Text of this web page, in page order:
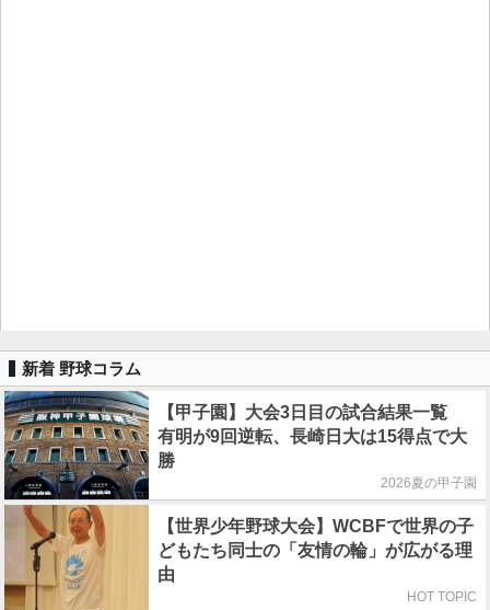
新着 野球コラム
【甲子園】大会3日目の試合結果一覧
有明が9回逆転、長崎日大は15得点で大
勝
2026夏の甲子園
【世界少年野球大会】WCBFで世界の子
どもたち同士の「友情の輪」が広がる理
由
HOT TOPIC